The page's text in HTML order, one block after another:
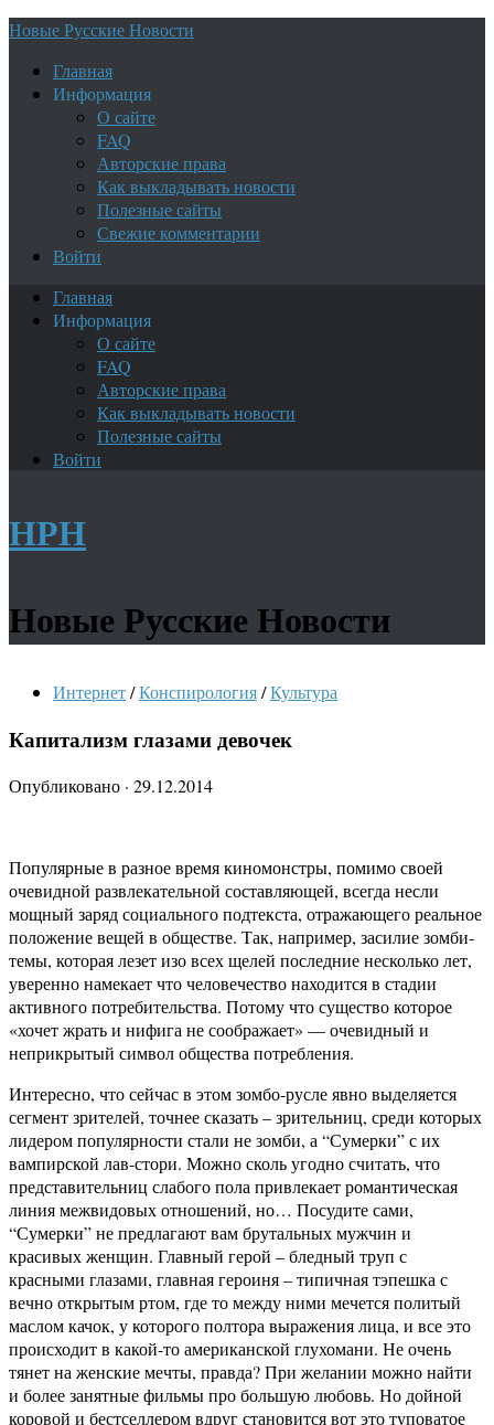
Новые Русские Новости
Главная
Информация
О сайте
FAQ
Авторские права
Как выкладывать новости
Полезные сайты
Свежие комментарии
Войти
Главная
Информация
О сайте
FAQ
Авторские права
Как выкладывать новости
Полезные сайты
Войти
НРН
Новые Русские Новости
Интернет/Конспирология/Культура
Капитализм глазами девочек
Опубликовано · 29.12.2014
Популярные в разное время киномонстры, помимо своей
очевидной развлекательной составляющей, всегда несли
мощный заряд социального подтекста, отражающего реальное
положение вещей в обществе. Так, например, засилие зомби-
темы, которая лезет изо всех щелей последние несколько лет,
уверенно намекает что человечество находится в стадии
активного потребительства. Потому что существо которое
«хочет жрать и нифига не соображает» — очевидный и
неприкрытый символ общества потребления.
Интересно, что сейчас в этом зомбо-русле явно выделяется
сегмент зрителей, точнее сказать – зрительниц, среди которых
лидером популярности стали не зомби, а “Сумерки” с их
вампирской лав-стори. Можно сколь угодно считать, что
представительниц слабого пола привлекает романтическая
линия межвидовых отношений, но… Посудите сами,
“Сумерки” не предлагают вам брутальных мужчин и
красивых женщин. Главный герой – бледный труп с
красными глазами, главная героиня – типичная тэпешка с
вечно открытым ртом, где то между ними мечется политый
маслом качок, у которого полтора выражения лица, и все это
происходит в какой-то американской глухомани. Не очень
тянет на женские мечты, правда? При желании можно найти
и более занятные фильмы про большую любовь. Но дойной
коровой и бестселлером вдруг становится вот это туповатое